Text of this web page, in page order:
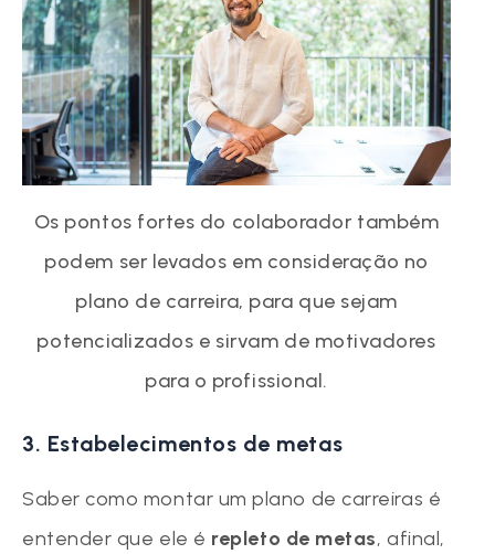
Os pontos fortes do colaborador também
podem ser levados em consideração no
plano de carreira, para que sejam
potencializados e sirvam de motivadores
para o profissional.
3. Estabelecimentos de metas
Saber como montar um plano de carreiras é
entender que ele é repleto de metas, afinal,